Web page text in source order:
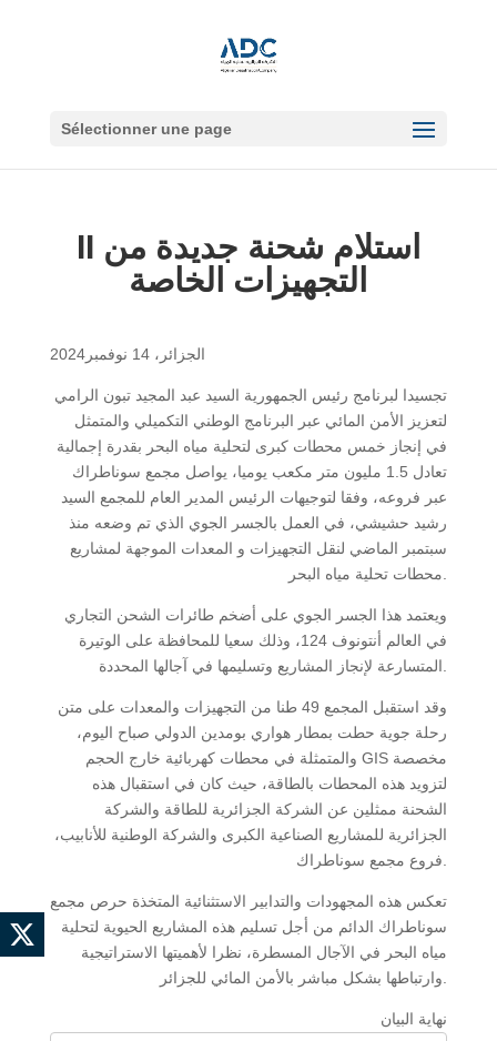
Sélectionner une page
II استلام شحنة جديدة من
التجهيزات الخاصة
الجزائر، 14 نوفمبر2024
تجسيدا لبرنامج رئيس الجمهورية السيد عبد المجيد تبون الرامي
لتعزيز الأمن المائي عبر البرنامج الوطني التكميلي والمتمثل
في إنجاز خمس محطات كبرى لتحلية مياه البحر بقدرة إجمالية
تعادل 1.5 مليون متر مكعب يوميا، يواصل مجمع سوناطراك
عبر فروعه، وفقا لتوجيهات الرئيس المدير العام للمجمع السيد
رشيد حشيشي، في العمل بالجسر الجوي الذي تم وضعه منذ
سبتمبر الماضي لنقل التجهيزات و المعدات الموجهة لمشاريع
ويعتمد هذا الجسر الجوي على أضخم طائرات الشحن التجاري
في العالم أنتونوف 124، وذلك سعيا للمحافظة على الوتيرة
وقد استقبل المجمع 49 طنا من التجهيزات والمعدات على متن
رحلة جوية حطت بمطار هواري بومدين الدولي صباح اليوم،
والمتمثلة في محطات كهربائية خارج الحجم GIS مخصصة
لتزويد هذه المحطات بالطاقة، حيث كان في استقبال هذه
الشحنة ممثلين عن الشركة الجزائرية للطاقة والشركة
الجزائرية للمشاريع الصناعية الكبرى والشركة الوطنية للأنابيب،
تعكس هذه المجهودات والتدابير الاستثنائية المتخذة حرص مجمع
سوناطراك الدائم من أجل تسليم هذه المشاريع الحيوية لتحلية
مياه البحر في الآجال المسطرة، نظرا لأهميتها الاستراتيجية
نهاية البيان